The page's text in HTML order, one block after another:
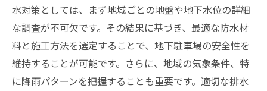
水対策としては、まず地域ごとの地盤や地下水位の詳細
な調査が不可欠です。その結果に基づき、最適な防水材
料と施工方法を選定することで、地下駐車場の安全性を
維持することが可能です。さらに、地域の気象条件、特
に降雨パターンを把握することも重要です。適切な排水